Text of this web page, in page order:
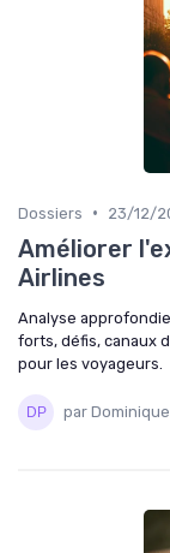
Dossiers • 23/12/
Améliorer
Airlines
Analyse
forts, défis, canaux
pour les voyageurs.
par